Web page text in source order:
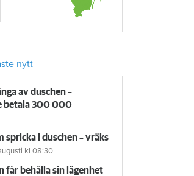
nytt
av duschen –
betala 300 000
spricka i duschen – vräks
kl 08:30
får behålla sin lägenhet